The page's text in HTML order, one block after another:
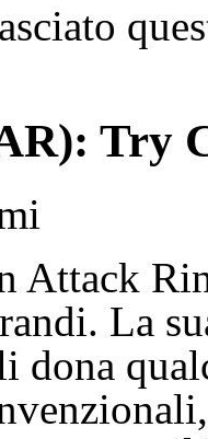
Try
Attack
La
dona